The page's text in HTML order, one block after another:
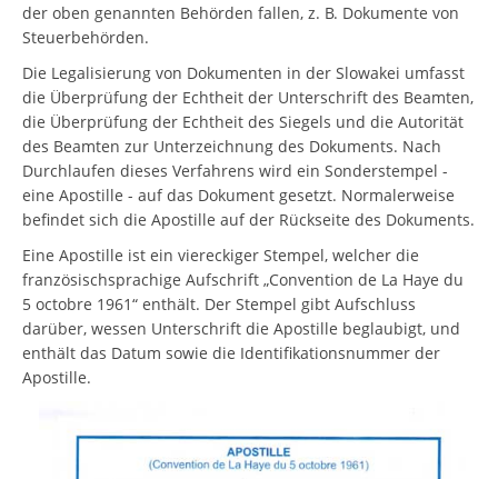
der oben genannten Behörden fallen, z. B. Dokumente von
Steuerbehörden.
Die Legalisierung von Dokumenten in der Slowakei umfasst
die Überprüfung der Echtheit der Unterschrift des Beamten,
die Überprüfung der Echtheit des Siegels und die Autorität
des Beamten zur Unterzeichnung des Dokuments. Nach
Durchlaufen dieses Verfahrens wird ein Sonderstempel -
eine Apostille - auf das Dokument gesetzt. Normalerweise
befindet sich die Apostille auf der Rückseite des Dokuments.
Eine Apostille ist ein viereckiger Stempel, welcher die
französischsprachige Aufschrift „Convention de La Haye du
5 octobre 1961“ enthält. Der Stempel gibt Aufschluss
darüber, wessen Unterschrift die Apostille beglaubigt, und
enthält das Datum sowie die Identifikationsnummer der
Apostille.